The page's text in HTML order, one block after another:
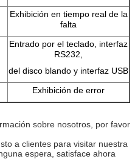
Exhibición en tiempo real de la
falta
Entrado por el teclado, interfaz
RS232,
del disco blando y interfaz USB
Exhibición de error
sobre nosotros, por favor
a clientes para visitar nuestra
espera, satisface ahora